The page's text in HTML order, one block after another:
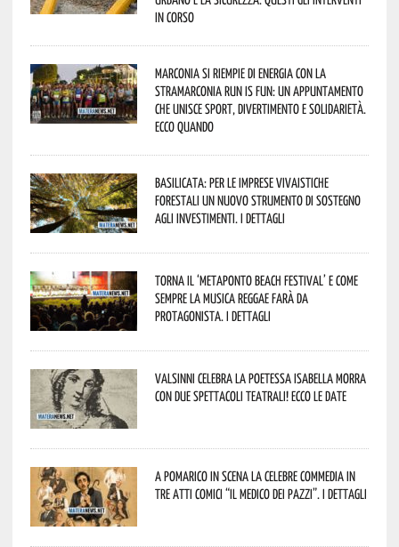
in corso
Marconia si riempie di energia con la
StraMarconia Run is Fun: un appuntamento
che unisce sport, divertimento e solidarietà.
Ecco quando
Basilicata: per le imprese vivaistiche
forestali un nuovo strumento di sostegno
agli investimenti. I dettagli
Torna il ‘Metaponto beach festival’ e come
sempre la musica reggae farà da
protagonista. I dettagli
Valsinni celebra la poetessa Isabella Morra
con due spettacoli teatrali! Ecco le date
A Pomarico in scena la celebre commedia in
tre atti comici “Il medico dei pazzi”. I dettagli